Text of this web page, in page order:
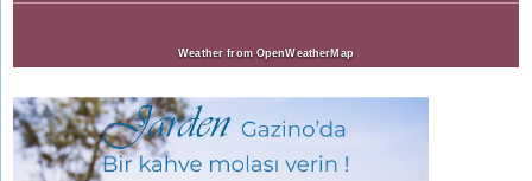
Weather from OpenWeatherMap